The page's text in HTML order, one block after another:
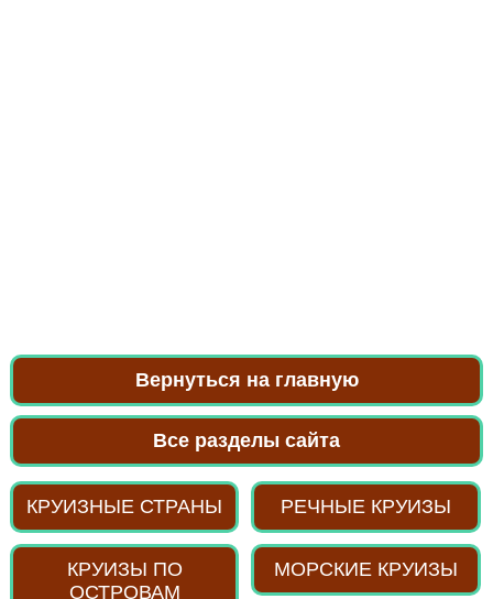
Вернуться на главную
Все разделы сайта
КРУИЗНЫЕ СТРАНЫ РЕЧНЫЕ КРУИЗЫ
КРУИЗЫ ПО
ОСТРОВАМ
МОРСКИЕ КРУИЗЫ